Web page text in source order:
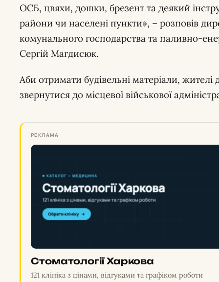
ОСБ, цвяхи, дошки, брезент та деякий
райони чи населені пункти», – розповів
комунального господарства та паливно-
Сергій Магдисюк.
Аби отримати будівельні матеріали,
звернутися до місцевої військової
РЕКЛАМА
Стоматології Харкова
121 клініка з цінами, відгуками та графіком роботи